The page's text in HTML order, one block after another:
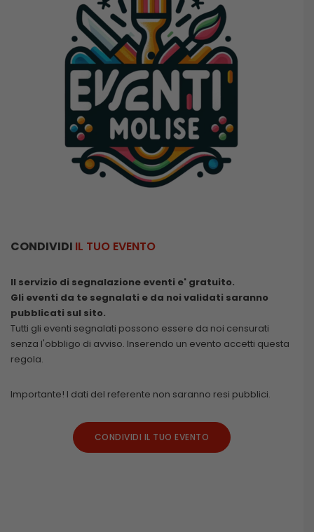
CONDIVIDI IL TUO EVENTO
Il servizio di segnalazione eventi e' gratuito.
Gli eventi da te segnalati e da noi validati saranno
pubblicati sul sito.
Tutti gli eventi segnalati possono essere da noi censurati
senza l'obbligo di avviso. Inserendo un evento accetti questa
regola.
Importante! I dati del referente non saranno resi pubblici.
CONDIVIDI IL TUO EVENTO